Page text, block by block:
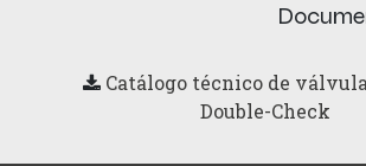
Catálogo técnico de
Double-Check